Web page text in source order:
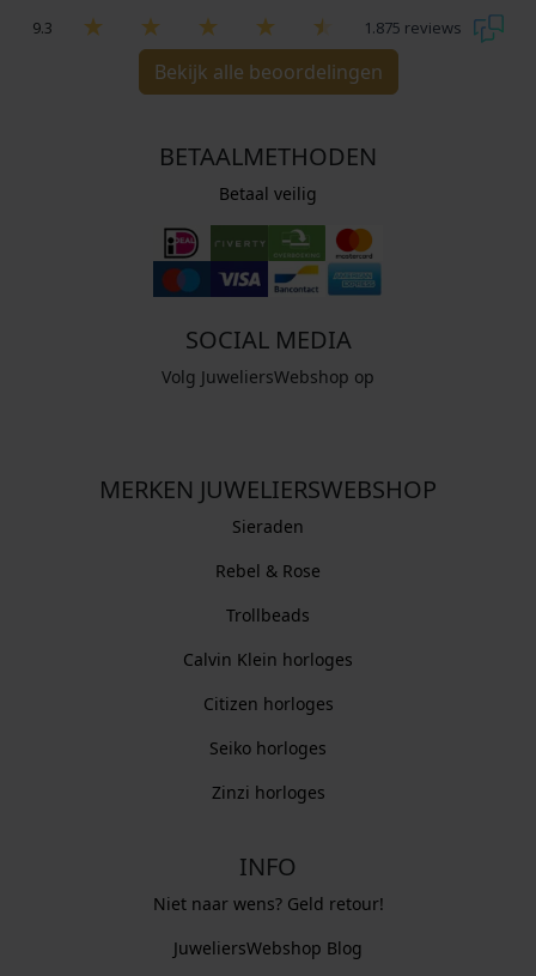
9.3 1.875 reviews
Bekijk alle beoordelingen
BETAALMETHODEN
Betaal veilig
SOCIAL MEDIA
Volg JuweliersWebshop op
MERKEN JUWELIERSWEBSHOP
Sieraden
Rebel & Rose
Trollbeads
Calvin Klein horloges
Citizen horloges
Seiko horloges
Zinzi horloges
INFO
Niet naar wens? Geld retour!
JuweliersWebshop Blog